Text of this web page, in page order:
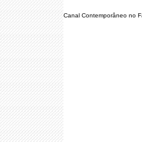
Canal Contemporâneo no